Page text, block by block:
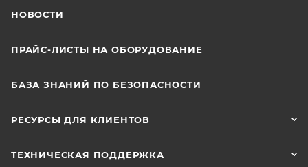
НОВОСТИ
ПРАЙС-ЛИСТЫ НА ОБОРУДОВАНИЕ
БАЗА ЗНАНИЙ ПО БЕЗОПАСНОСТИ
РЕСУРСЫ ДЛЯ КЛИЕНТОВ
ТЕХНИЧЕСКАЯ ПОДДЕРЖКА